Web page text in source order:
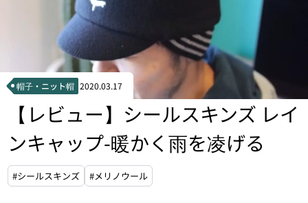
帽子・ニット帽 2020.03.17
【レビュー】シールスキンズ レイ
ンキャップ-暖かく雨を凌げる
#シールスキンズ #メリノウール